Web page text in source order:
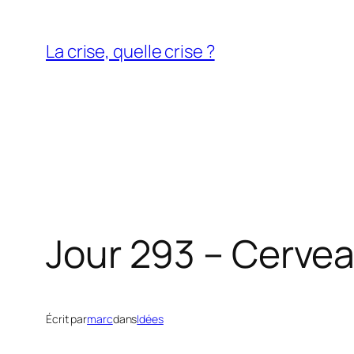
contenu
La crise, quelle crise ?
Jour 293 –
Écrit parmarcdansIdées